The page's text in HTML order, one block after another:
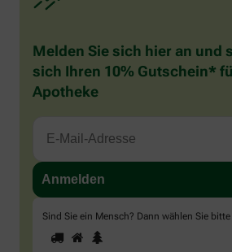
Melden Sie sich hier an und
sich Ihren 10% Gutschein*
Apotheke
Sind Sie ein Mensch? Dann wählen Sie bitte
Sind
Sie
1 2